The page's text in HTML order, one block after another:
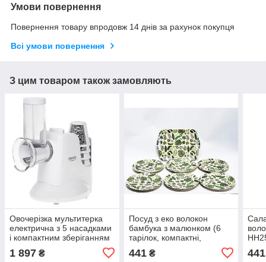
Умови повернення
Повернення товару впродовж 14 днів за рахунок покупця
Всі умови повернення
З цим товаром також замовляють
Овочерізка мультитерка
електрична з 5 насадками
і компактним зберіганням
1 897 ₴
Посуд з еко волокон
бамбука з малюнком (6
тарілок, компактні,
441₴ 441